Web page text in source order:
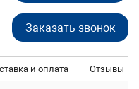
Заказать звонок
и оплата Отзывы